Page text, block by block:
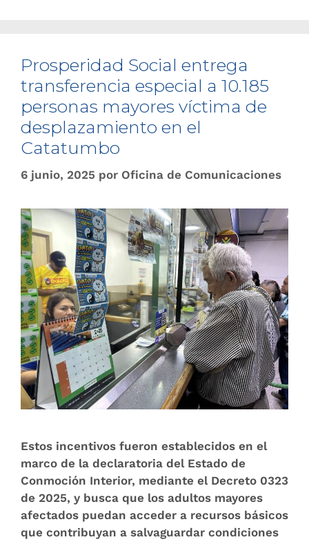
Prosperidad Social entrega
transferencia especial a 10.185
personas mayores víctima de
desplazamiento en el
Catatumbo
6 junio, 2025 por Oficina de Comunicaciones
Estos incentivos fueron establecidos en el
marco de la declaratoria del Estado de
Conmoción Interior, mediante el Decreto 0323
de 2025, y busca que los adultos mayores
afectados puedan acceder a recursos básicos
que contribuyan a salvaguardar condiciones